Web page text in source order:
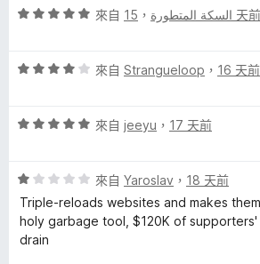
分
分
分
評
分
分
來自 السكة المتطورة ， 15 天前
評
分
分
5
分
來自 Strangueloop ， 16 天前
評
分
，
滿
分
來自 jeeyu ， 17 天前
評
價
1
分
來自 Yaroslav ， 18 天前
Triple-reloads websites and makes
holy garbage tool, $120K of
drain